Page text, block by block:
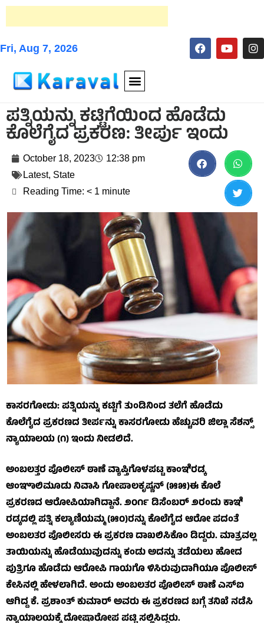
Fri, Aug 7, 2026
ಪತ್ನಿಯನ್ನು ಕಟ್ಟಿಗೆಯಿಂದ ಹೊಡೆದು
ಕೊಲೆಗೈದ ಪ್ರಕರಣ: ತೀರ್ಪು ಇಂದು
October 18, 2023
12:38 pm
Latest, State
Reading Time: < 1 minute
ಕಾಸರಗೋಡು: ಪತ್ನಿಯನ್ನು ಕಟ್ಟಿಗೆ ತುಂಡಿನಿಂದ ತಲೆಗೆ ಹೊಡೆದು
ಕೊಲೆಗೈದ ಪ್ರಕರಣದ ತೀರ್ಪನ್ನು ಕಾಸರಗೋಡು ಹೆಚ್ಚುವರಿ ಜಿಲ್ಲಾ ಸೆಶನ್ಸ್
ನ್ಯಾಯಾಲಯ (೧) ಇಂದು ನೀಡಲಿದೆ.
ಅಂಬಲತ್ತರ ಪೊಲೀಸ್ ಠಾಣೆ ವ್ಯಾಪ್ತಿಗೊಳಪಟ್ಟ ಕಾಂಞಿರಡ್ಕ
ಆಂಞಾಲಿಮೂಡು ನಿವಾಸಿ ಗೋಪಾಲಕೃಷ್ಣನ್ (೫೫)ಈ ಕೊಲೆ
ಪ್ರಕರಣದ ಆರೋಪಿಯಾಗಿದ್ದಾನೆ. ೨೦೧೯ ಡಿಸೆಂಬರ್ ೨ರಂದು ಕಾಞಿ
ರಡ್ಕದಲ್ಲಿ ಪತ್ನಿ ಕಲ್ಯಾಣಿಯಮ್ಮ (೫೦)ರನ್ನು ಕೊಲೆಗೈದ ಆರೋ ಪದಂತೆ
ಅಂಬಲತರ ಪೊಲೀಸರು ಈ ಪ್ರಕರಣ ದಾಖಲಿಸಿಕೊಂ ಡಿದ್ದರು. ಮಾತ್ರವಲ್ಲ
ತಾಯಿಯನ್ನು ಹೊಡೆಯುವುದನ್ನು ಕಂಡು ಅದನ್ನು ತಡೆಯಲು ಹೋದ
ಪುತ್ರಿಗೂ ಹೊಡೆದು ಆರೋಪಿ ಗಾಯಗೊ ಳಿಸಿರುವುದಾಗಿಯೂ ಪೊಲೀಸ್
ಕೇಸಿನಲ್ಲಿ ಹೇಳಲಾಗಿದೆ. ಅಂದು ಅಂಬಲತರ ಪೊಲೀಸ್ ಠಾಣೆ ಎಸ್‌ಐ
ಆಗಿದ್ದ ಕೆ. ಪ್ರಶಾಂತ್ ಕುಮಾರ್ ಅವರು ಈ ಪ್ರಕರಣದ ಬಗ್ಗೆ ತನಿಖೆ ನಡೆಸಿ
ನ್ಯಾಯಾಲಯಕ್ಕೆ ದೋಷಾರೋಪ ಪಟ್ಟಿ ಸಲ್ಲಿಸಿದ್ದರು.